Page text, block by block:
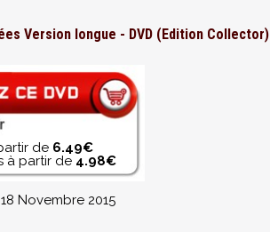
Version longue - DVD (Edition Collector)
de 6.49€
à partir de 4.98€
18 Novembre 2015